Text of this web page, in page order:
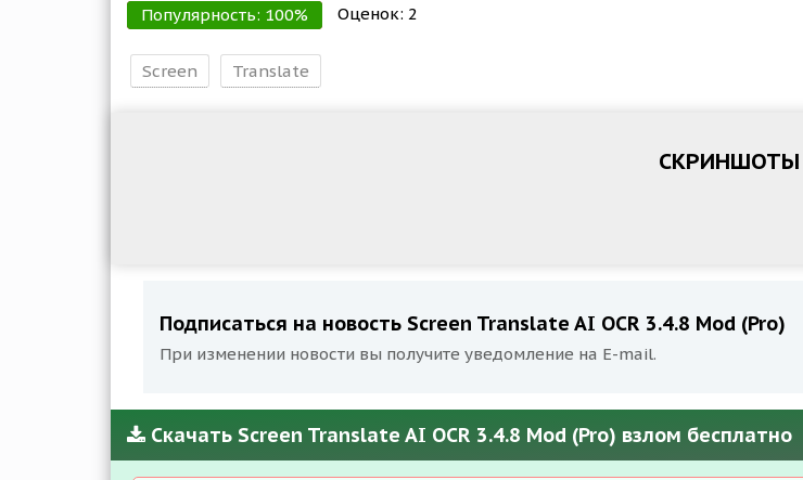
Популярность: 100% Оценок: 2
Screen Translate
СКРИНШОТЫ
Подписаться на новость Screen Translate AI OCR 3.4.8 Mod (Pro)
При изменении новости вы получите уведомление на E-mail.
Скачать Screen Translate AI OCR 3.4.8 Mod (Pro) взлом бесплатно